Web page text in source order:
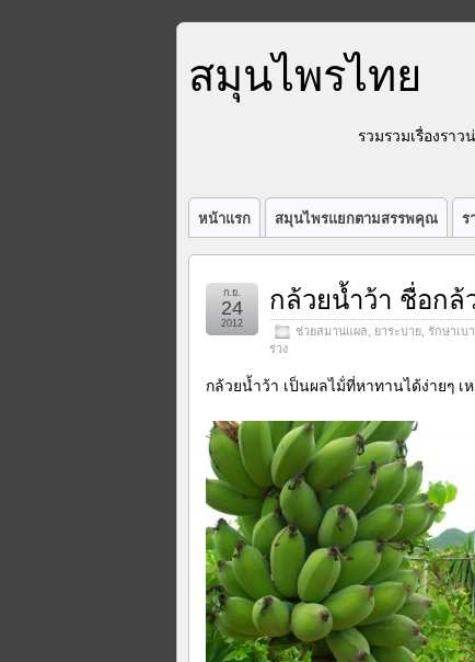
สมุนไพรไทย
รวมรวมเรื่องรา
หน้าแรก สมุนไพรแยกตามสรรพคุณ ร
กล้วยน้ำว้า ชื่อก
ช่วยสมานแผล ยาระบาย รักษาเบ
ร่วง
ก.ย.
24
2012
กล้วยน้ำว้า เป็นผลไม้่ที่หาทานได้ง่ายๆ